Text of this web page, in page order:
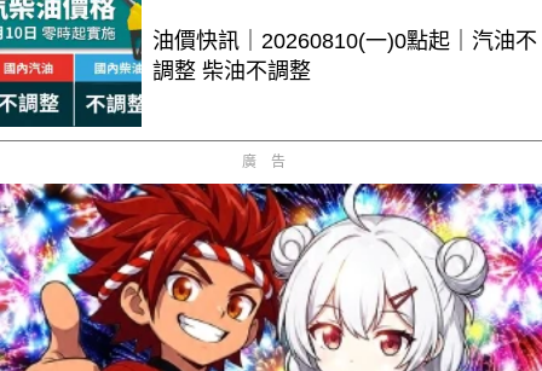
油價快訊｜20260810(一)0點起｜汽油不
調整 柴油不調整
廣告